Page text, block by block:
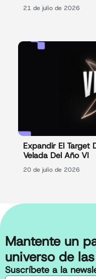
21 de julio de 2026
Expandir El Target
Velada Del Año VI
20 de julio de 2026
Mantente un
universo de
Suscríbete a la